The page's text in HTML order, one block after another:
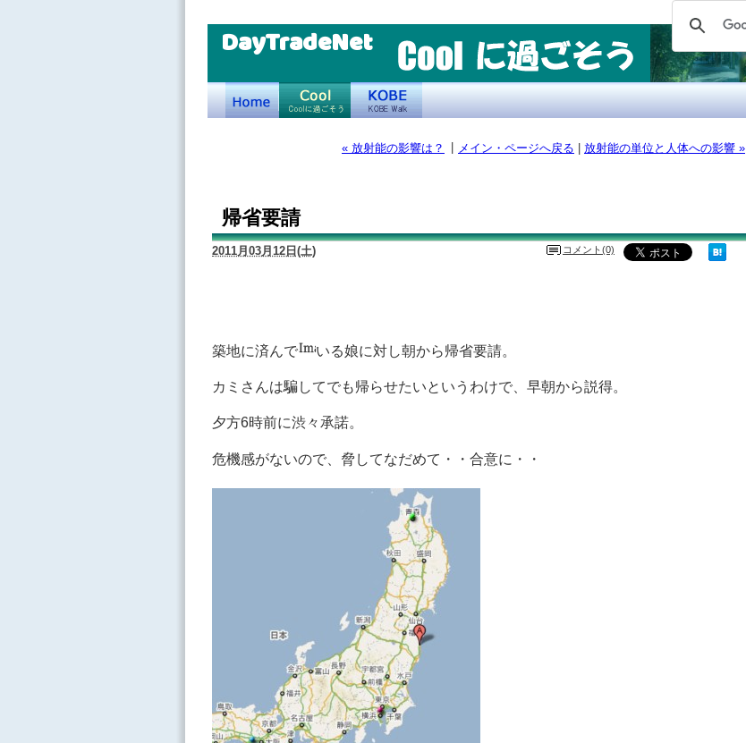
DayTradeNet
« 放射能の影響は？ メイン・ページへ戻る 放射能の単位と人体への影響 »
帰省要請
2011月03月12日(土) コメント(0)
築地に済んで いる娘に対し朝から帰省要請。
カミさんは騙してでも帰らせたいというわけで、早朝から説得。
夕方6時前に渋々承諾。
危機感がないので、脅してなだめて・・合意に・・